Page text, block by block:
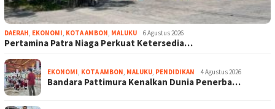
DAERAH EKONOMI KOTA AMBON MALUKU 6 Agustus 2026
Pertamina Patra Niaga Perkuat Ketersedia…
EKONOMI KOTA AMBON MALUKU PENDIDIKAN 4 Agustus 2026
Bandara Pattimura Kenalkan Dunia Penerba…